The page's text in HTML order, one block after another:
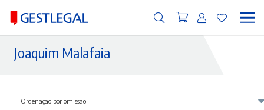
Joaquim Malafaia